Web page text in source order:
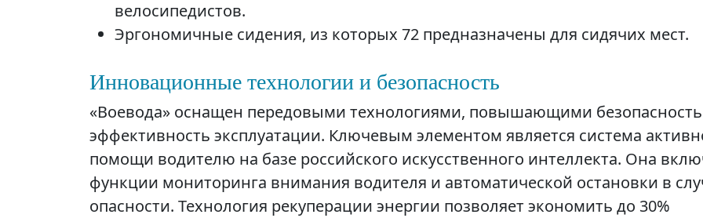
велосипедистов.
Эргономичные сидения, из которых 72 предназначены для сидячих мест.
Инновационные технологии и безопасность
«Воевода» оснащен передовыми технологиями, повышающими
эффективность эксплуатации. Ключевым элементом является система
помощи водителю на базе российского искусственного интеллекта. Она
функции мониторинга внимания водителя и автоматической остановки в
опасности. Технология рекуперации энергии позволяет экономить до 30%